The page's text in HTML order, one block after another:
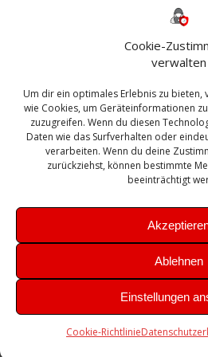
Cookie-
verwalten
Um dir ein optimales Erlebnis zu bieten,
wie Cookies, um Geräteinformationen
zuzugreifen. Wenn du diesen
Daten wie das Surfverhalten oder
verarbeiten. Wenn du deine
zurückziehst, können bestimmte
beeinträchtigt
Ablehnen
Einstellungen
Cookie-Richtlinie
Bautagebuch
Exchange firewall
Microsoft
Sanierung SBS Security
Sicherung SIEM
Update Upgrade UTM
VMWare VPN
Zertifikat
Theme